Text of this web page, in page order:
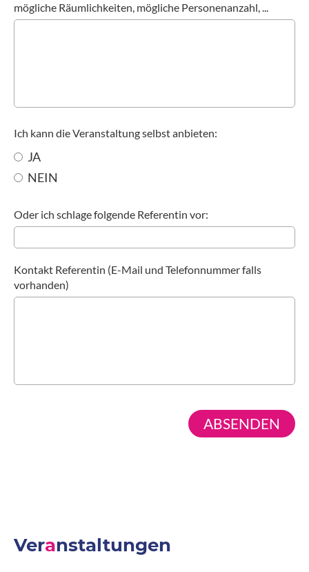
mögliche Räumlichkeiten, mögliche Personenanzahl, ...
Ich kann die Veranstaltung selbst anbieten:
JA
NEIN
Oder ich schlage folgende Referentin vor:
Kontakt Referentin (E-Mail und Telefonnummer falls
vorhanden)
Veranstaltungen